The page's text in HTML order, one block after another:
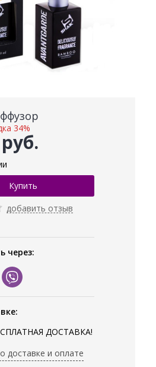
34%
добавить отзыв
через:
ДОСТАВКА!
доставке и оплате